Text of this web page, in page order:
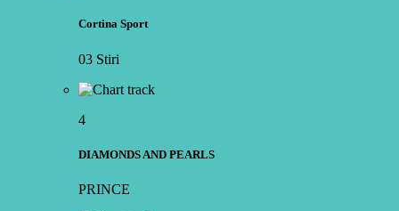
Cortina Sport
03 Stiri
4
DIAMONDS AND PEARLS
PRINCE